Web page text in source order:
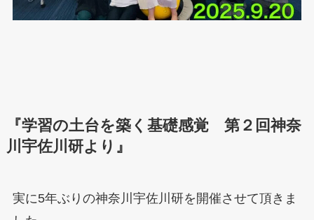
『学習の土台を築く基礎感覚 第２回神奈
川宇佐川研より』
実に5年ぶりの神奈川宇佐川研を開催させて頂きま